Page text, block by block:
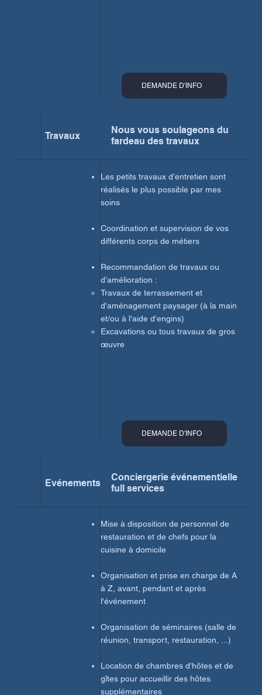
DEMANDE D'INFO
Travaux
Nous vous soulageons du
fardeau des travaux
Les petits travaux d’entretien sont
réalisés le plus possible par mes
soins
Coordination et supervision de vos
différents corps de métiers
Recommandation de travaux ou
d’amélioration :
Travaux de terrassement et
d'aménagement paysager (à la main
et/ou à l'aide d'engins)
Excavations ou tous travaux de gros
œuvre
DEMANDE D'INFO
Evénements
Conciergerie événementielle
full services
Mise à disposition de personnel de
restauration et de chefs pour la
cuisine à domicile
Organisation et prise en charge de A
à Z, avant, pendant et après
l'événement
Organisation de séminaires (salle de
réunion, transport, restauration, ...)
Location de chambres d'hôtes et de
gîtes pour accueillir des hôtes
supplémentaires